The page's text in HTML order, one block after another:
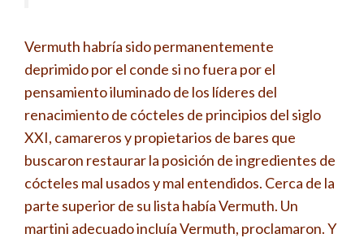
Vermuth habría sido permanentemente
deprimido por el conde si no fuera por el
pensamiento iluminado de los líderes del
renacimiento de cócteles de principios del siglo
XXI, camareros y propietarios de bares que
buscaron restaurar la posición de ingredientes de
cócteles mal usados ​​y mal entendidos. Cerca de la
parte superior de su lista había Vermuth. Un
martini adecuado incluía Vermuth, proclamaron. Y